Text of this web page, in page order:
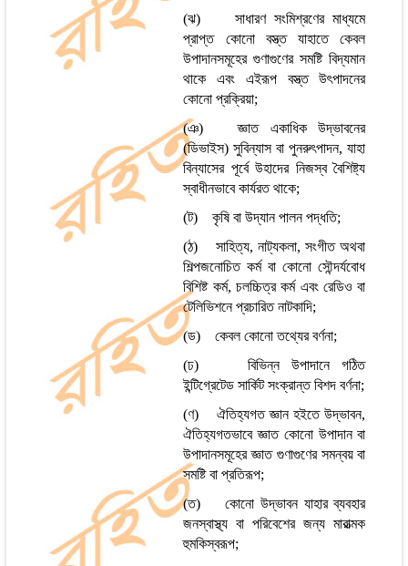
(ঝ) সাধারণ সংমিশ্রণের মাধ্যমে
প্রাপ্ত কোনো বস্ত্ত যাহাতে কেবল
উপাদানসমূহের গুণাগুণের সমষ্টি বিদ্যমান
থাকে এবং এইরূপ বস্ত্ত উৎপাদনের
কোনো প্রক্রিয়া;
(ঞ) জ্ঞাত একাধিক উদ্ভাবনের
(ডিভাইস) সুবিন্যাস বা পুনরুৎপাদন, যাহা
বিন্যাসের পূর্বে উহাদের নিজস্ব বৈশিষ্ট্য
স্বাধীনভাবে কার্যরত থাকে;
(ট) কৃষি বা উদ্যান পালন পদ্ধতি;
(ঠ) সাহিত্য, নাট্যকলা, সংগীত অথবা
শিল্পজনোচিত কর্ম বা কোনো সৌন্দর্যবোধ
বিশিষ্ট কর্ম, চলচ্চিত্র কর্ম এবং রেডিও বা
টেলিভিশনে প্রচারিত নাটকাদি;
(ড) কেবল কোনো তথ্যের বর্ণনা;
(ঢ) বিভিন্ন উপাদানে গঠিত
ইন্টিগ্রেটেড সার্কিট সংক্রান্ত বিশদ বর্ণনা;
(ণ) ঐতিহ্যগত জ্ঞান হইতে উদ্ভাবন,
ঐতিহ্যগতভাবে জ্ঞাত কোনো উপাদান বা
উপাদানসমূহের জ্ঞাত গুণাগুণের সমন্বয় বা
সমষ্টি বা প্রতিরূপ;
(ত) কোনো উদ্ভাবন যাহার ব্যবহার
জনস্বাস্থ্য বা পরিবেশের জন্য মারাত্মক
হুমকিস্বরূপ;